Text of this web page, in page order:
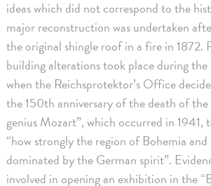
ideas which did not correspond to the
major reconstruction was undertaken
the original shingle roof in a fire in 1872.
building alterations took place during
when the Reichsprotektor’s Office
the 150th anniversary of the death of
genius Mozart”, which occurred in 1941,
“how strongly the region of Bohemia
dominated by the German spirit”.
involved in opening an exhibition in the